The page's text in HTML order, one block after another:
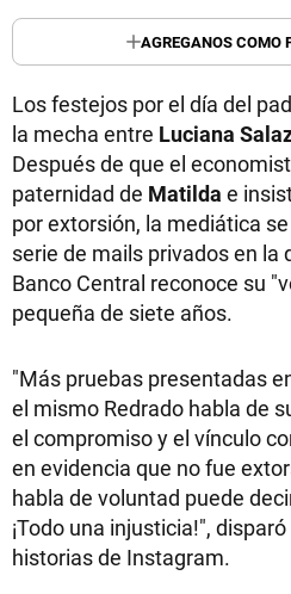
AGREGANOS COMO
Los festejos por el día del
la mecha entre Luciana
Después de que el
paternidad de Matilda e
por extorsión, la mediática
serie de mails privados en la
Banco Central reconoce su
pequeña de siete años.
"Más pruebas presentadas
el mismo Redrado habla de
el compromiso y el vínculo
en evidencia que no fue
habla de voluntad puede
¡Todo una injusticia!",
historias de Instagram.